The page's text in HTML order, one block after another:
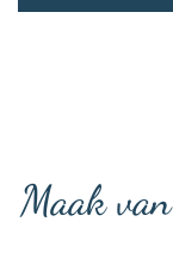
Maak